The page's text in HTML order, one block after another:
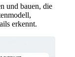
und bauen, die
erkennt.